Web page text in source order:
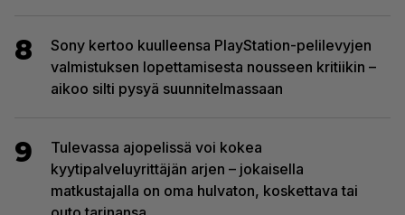
8
Sony kertoo kuulleensa PlayStation-pelilevyjen
valmistuksen lopettamisesta nousseen kritiikin –
aikoo silti pysyä suunnitelmassaan
9
Tulevassa ajopelissä voi kokea
kyytipalveluyrittäjän arjen – jokaisella
matkustajalla on oma hulvaton, koskettava tai